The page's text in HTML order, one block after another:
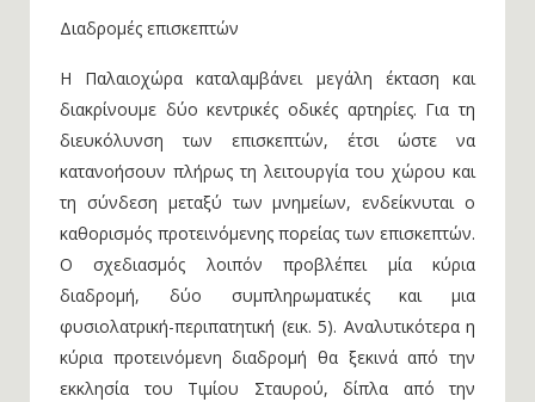
Διαδρομές επισκεπτών
Η Παλαιοχώρα καταλαμβάνει μεγάλη έκταση και
διακρίνουμε δύο κεντρικές οδικές αρτηρίες. Για τη
διευκόλυνση των επισκεπτών, έτσι ώστε να
κατανοήσουν πλήρως τη λειτουργία του χώρου και
τη σύνδεση μεταξύ των μνημείων, ενδείκνυται ο
καθορισμός προτεινόμενης πορείας των επισκεπτών.
Ο σχεδιασμός λοιπόν προβλέπει μία κύρια
διαδρομή, δύο συμπληρωματικές και μια
φυσιολατρική-περιπατητική (εικ. 5). Αναλυτικότερα η
κύρια προτεινόμενη διαδρομή θα ξεκινά από την
εκκλησία του Τιμίου Σταυρού, δίπλα από την